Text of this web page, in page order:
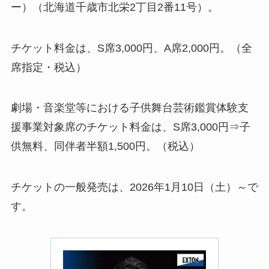
ー）（北海道千歳市北栄2丁目2番11号）。
チケット料金は、S席3,000円、A席2,000円。（全
席指定・税込）
劇場・音楽堂等における子供舞台芸術鑑賞体験支
援事業対象席のチケット料金は、S席3,000円⇒子
供無料、同伴者半額1,500円。（税込）
チケットの一般発売は、2026年1月10日（土）～で
す。